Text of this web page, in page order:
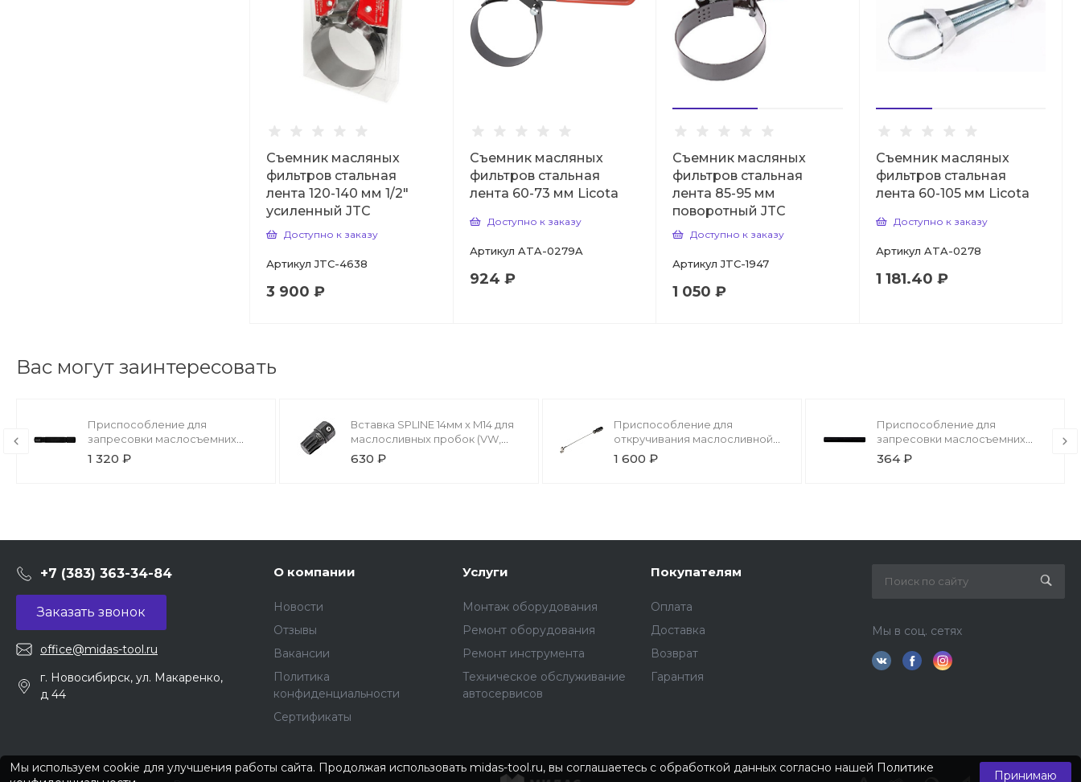
Съемник масляных
фильтров стальная
лента 120-140 мм 1/2"
усиленный JTC
Доступно к заказу
Артикул JTC-4638
3 900 ₽
Съемник масляных
фильтров стальная
лента 60-73 мм Licota
Доступно к заказу
Артикул ATA-0279A
924 ₽
Съемник масляных
фильтров стальная
лента 85-95 мм
поворотный JTC
Доступно к заказу
Артикул JTC-1947
1 050 ₽
Съемник масляных
фильтров стальная
лента 60-105 мм Licota
Доступно к заказу
Артикул ATA-0278
1 181.40 ₽
Вас могут заинтересовать
Приспособление для
запресовки маслосъемних
колпачков BMW Licota
1 320 ₽
Вставка SPLINE 14мм x M14 для
маслосливных пробок (VW,
AUDI) JTC
630 ₽
Приспособление для
откручивания маслосливной
пробки JTC
1 600 ₽
Приспособление для
запресовки маслосъемних
колпачков Mercedes Licota
364 ₽
+7 (383) 363-34-84
Заказать звонок
office@midas-tool.ru
г. Новосибирск, ул. Макаренко,
д 44
О компании
Новости
Отзывы
Вакансии
Политика
конфиденциальности
Сертификаты
Услуги
Монтаж оборудования
Ремонт оборудования
Ремонт инструмента
Техническое обслуживание
автосервисов
Покупателям
Оплата
Доставка
Возврат
Гарантия
Мы в соц. сетях
Мы используем cookie для улучшения работы сайта. Продолжая использовать midas-tool.ru, вы соглашаетесь с обработкой данных согласно нашей Политике
Принимаю